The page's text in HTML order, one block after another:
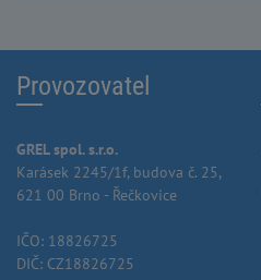
Provozovatel
GREL spol. s.r.o.
Karásek 2245/1f, budova č. 25,
621 00 Brno - Řečkovice
IČO: 18826725
DIČ: CZ18826725